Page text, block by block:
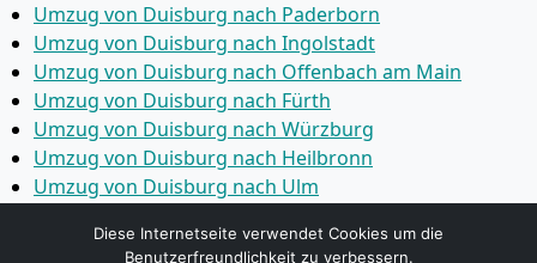
Umzug von Duisburg nach Paderborn
Umzug von Duisburg nach Ingolstadt
Umzug von Duisburg nach Offenbach am Main
Umzug von Duisburg nach Fürth
Umzug von Duisburg nach Würzburg
Umzug von Duisburg nach Heilbronn
Umzug von Duisburg nach Ulm
Umzug von Duisburg nach Wolfsburg
Diese Internetseite verwendet Cookies um die
Benutzerfreundlichkeit zu verbessern.